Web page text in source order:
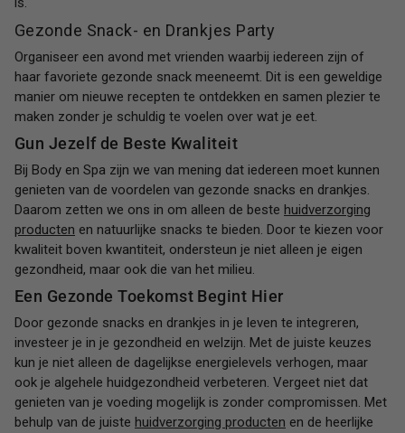
Gezonde Snack- en Drankjes Party
Organiseer een avond met vrienden waarbij iedereen zijn of
haar favoriete gezonde snack meeneemt. Dit is een geweldige
manier om nieuwe recepten te ontdekken en samen plezier te
maken zonder je schuldig te voelen over wat je eet.
Gun Jezelf de Beste Kwaliteit
Bij Body en Spa zijn we van mening dat iedereen moet kunnen
genieten van de voordelen van gezonde snacks en drankjes.
Daarom zetten we ons in om alleen de beste huidverzorging
producten en natuurlijke snacks te bieden. Door te kiezen voor
kwaliteit boven kwantiteit, ondersteun je niet alleen je eigen
gezondheid, maar ook die van het milieu.
Een Gezonde Toekomst Begint Hier
Door gezonde snacks en drankjes in je leven te integreren,
investeer je in je gezondheid en welzijn. Met de juiste keuzes
kun je niet alleen de dagelijkse energielevels verhogen, maar
ook je algehele huidgezondheid verbeteren. Vergeet niet dat
genieten van je voeding mogelijk is zonder compromissen. Met
behulp van de juiste huidverzorging producten en de heerlijke